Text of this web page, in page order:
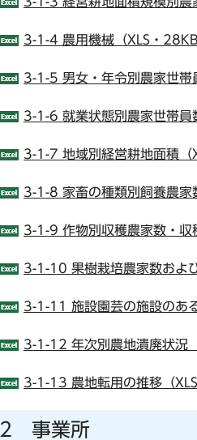
3-1-4 農用機械（XLS・28KB
3-1-5 男女・年令別農家世帯
3-1-6 就業状態別農家世帯員
3-1-7 地域別経営耕地面積（
3-1-8 家畜の種類別飼養農家
3-1-9 作物別収穫農家数・収
3-1-10 果樹栽培農家数およ
3-1-11 施設園芸の施設のあ
3-1-12 年次別農地潰廃状況
3-1-13 農地転用の推移（
2 事業所